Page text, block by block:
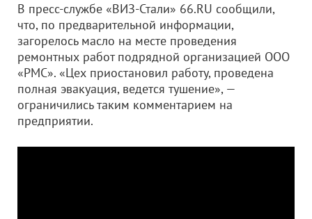
В пресс-службе «ВИЗ-Стали» 66.RU сообщили,
что, по предварительной информации,
загорелось масло на месте проведения
ремонтных работ подрядной организацией ООО
«РМС». «Цех приостановил работу, проведена
полная эвакуация, ведется тушение», —
ограничились таким комментарием на
предприятии.